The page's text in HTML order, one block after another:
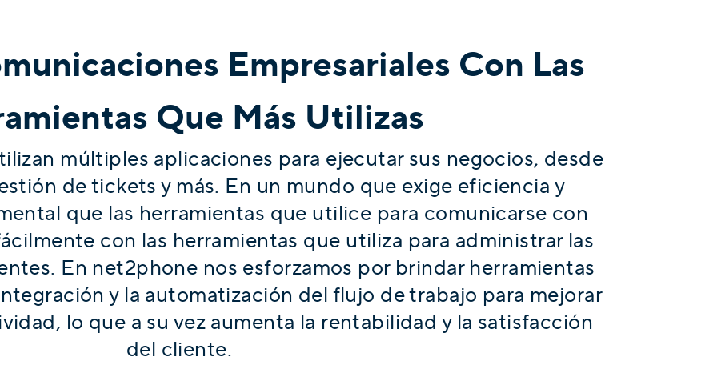
Empresariales Con Las
Que Más Utilizas
múltiples aplicaciones para ejecutar sus negocios, desde
de tickets y más. En un mundo que exige eficiencia y
que las herramientas que utilice para comunicarse con
con las herramientas que utiliza para administrar las
En net2phone nos esforzamos por brindar herramientas
y la automatización del flujo de trabajo para mejorar
lo que a su vez aumenta la rentabilidad y la satisfacción
del cliente.